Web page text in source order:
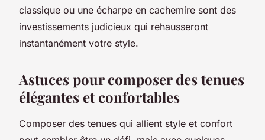
classique ou une écharpe en cachemire sont des
investissements judicieux qui rehausseront
instantanément votre style.
Astuces pour composer des tenues
élégantes et confortables
Composer des tenues qui allient style et confort